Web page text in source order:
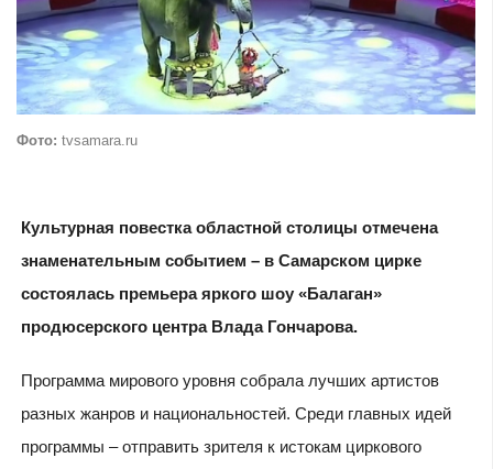
Фото: tvsamara.ru
Культурная повестка областной столицы отмечена
знаменательным событием – в Самарском цирке
состоялась премьера яркого шоу «Балаган»
продюсерского центра Влада Гончарова.
Программа мирового уровня собрала лучших артистов
разных жанров и национальностей. Среди главных идей
программы – отправить зрителя к истокам циркового